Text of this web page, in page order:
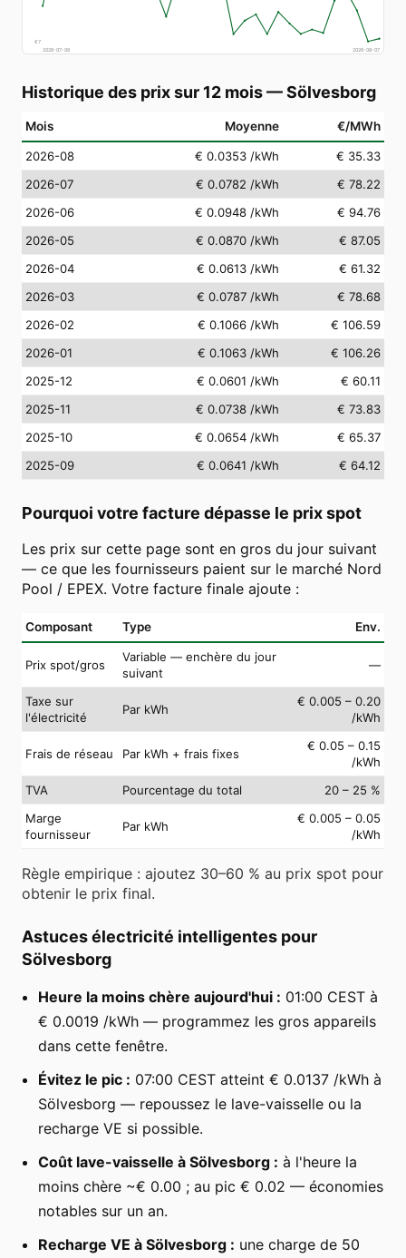
€7
2026-07-08
2026-08-07
Historique des prix sur 12 mois—Sölvesborg
Mois Moyenne €/MWh
2026-08 € 0.0353 /kWh
€ 35.33
2026-07
€ 0.0782 /kWh
€ 78.22
2026-06
€ 0.0948 /kWh
€ 94.76
2026-05
€ 0.0870 /kWh
€ 87.05
2026-04
€ 0.0613 /kWh
€ 61.32
2026-03
€ 0.0787 /kWh
€ 78.68
2026-02
€ 0.1066 /kWh
€ 106.59
2026-01
€ 0.1063 /kWh
€ 106.26
2025-12
€ 0.0601 /kWh
€ 60.11
2025-11
€ 0.0738 /kWh
€ 73.83
2025-10
€ 0.0654 /kWh
€ 65.37
2025-09
€ 0.0641 /kWh € 64.12
Pourquoi votre facture dépasse le prix spot
Les prix sur cette page sont en gros du jour suivant
— ce que les fournisseurs paient sur le marché Nord
Pool / EPEX. Votre facture finale ajoute :
Composant Type Env.
Prix spot/gros
Variable — enchère du jour
suivant
—
Taxe sur
l'électricité
Par kWh
€ 0.005 – 0.20
/kWh
Frais de réseau Par kWh + frais fixes
€ 0.05 – 0.15
/kWh
TVA
Pourcentage du total
20 – 25 %
Marge
fournisseur
Par kWh
€ 0.005 – 0.05
/kWh
Règle empirique : ajoutez 30–60 % au prix spot pour
obtenir le prix final.
Astuces électricité intelligentes pour
Sölvesborg
Heure la moins chère aujourd'hui : 01:00 CEST à
€ 0.0019 /kWh — programmez les gros appareils
dans cette fenêtre.
Évitez le pic : 07:00 CEST atteint € 0.0137 /kWh à
Sölvesborg — repoussez le lave-vaisselle ou la
recharge VE si possible.
Coût lave-vaisselle à Sölvesborg : à l'heure la
moins chère ~€ 0.00 ; au pic € 0.02 — économies
notables sur un an.
Recharge VE à Sölvesborg : une charge de 50